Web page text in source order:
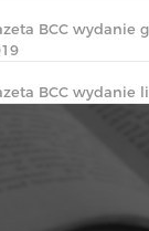
BCC wydanie
BCC wydanie